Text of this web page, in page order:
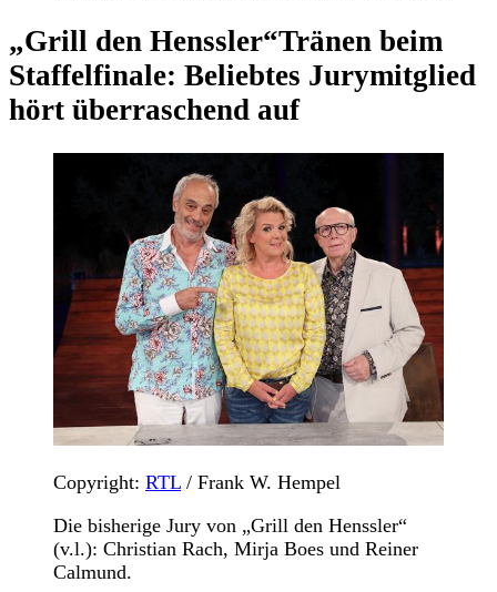
„Grill den Henssler“Tränen beim
Staffelfinale: Beliebtes Jurymitglied
hört überraschend auf
Copyright: RTL / Frank W. Hempel
Die bisherige Jury von „Grill den Henssler“
(v.l.): Christian Rach, Mirja Boes und Reiner
Calmund.